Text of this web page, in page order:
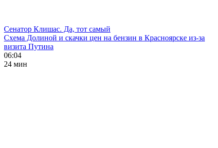
Сенатор Клишас. Да, тот самый
Схема Долиной и скачки цен на бензин в Красноярске из-за
визита Путина
06:04
24 мин